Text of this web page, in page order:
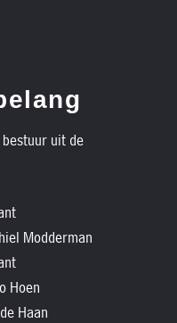
uit de
Modderman
Hoen
Haan